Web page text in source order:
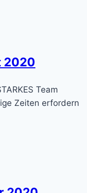
2020
Team
Zeiten erfordern